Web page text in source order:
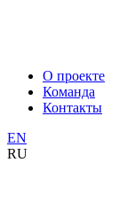
О проекте
Команда
Контакты
EN
RU